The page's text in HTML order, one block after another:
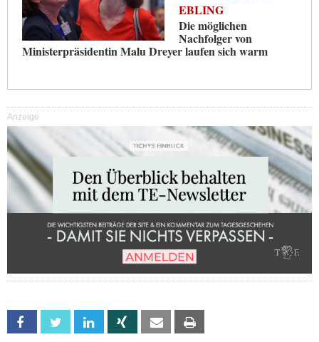
EBLING
Die möglichen
Nachfolger von
Ministerpräsidentin Malu Dreyer laufen sich warm
Anzeige
Facebook Twitter Linkedin Xing Email